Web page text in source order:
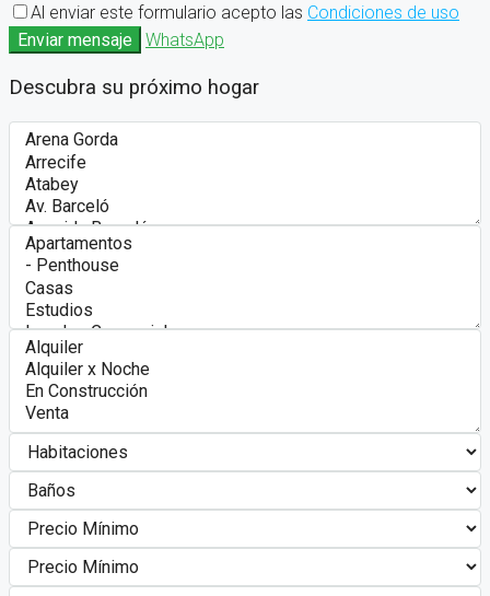
Al enviar este formulario acepto las Condiciones de uso
Enviar mensaje
WhatsApp
Descubra su próximo hogar